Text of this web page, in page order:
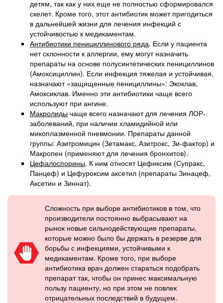
детям, так как у них еще не полностью сформировался
скелет. Кроме того, этот антибиотик может пригодиться
в дальнейшей жизни для лечения инфекций с
устойчивостью к медикаментам.
Антибиотики пенициллинового ряда. Если у пациента
нет склонности к аллергии, ему могут назначить
препараты на основе полусинтетических пенициллинов
(Амоксициллин). Если инфекция тяжелая и устойчивая,
назначают «защищенные пенициллины»: Экоклав,
Амоксиклав. Именно эти антибиотики чаще всего
используют при ангине.
Макролиды чаще всего назначают для лечения ЛОР-
заболеваний, при наличии хламидийной или
микоплазменной пневмонии. Препараты данной
группы: Азитромицин (Зетамакс, Азитрокс, Зи-фактор) и
Макропен (применяют для лечения бронхитов).
Цефалоспорины. К ним относят Цефиксим (Супракс,
Панцеф) и Цефуроксим аксетил (препараты Зинацеф,
Аксетин и Зиннат).
Сложность при выборе антибиотиков в том, что
производители постоянно выбрасывают на
рынок новые сильнодействующие препараты,
которые можно было бы держать в резерве для
борьбы с инфекциями, устойчивыми к
медикаментам. Кроме того, при выборе
антибиотика врач должен стараться подобрать
препарат так, чтобы он принес максимальную
пользу пациенту, но при этом не повлек
отрицательных последствий в будущем.